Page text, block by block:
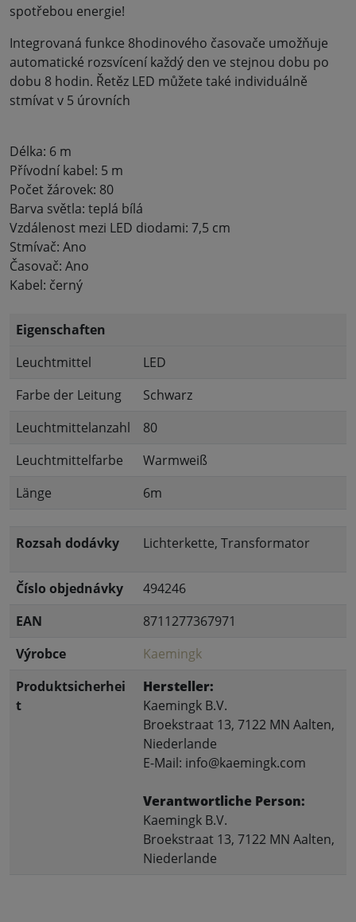
spotřebou energie!
Integrovaná funkce 8hodinového časovače umožňuje
automatické rozsvícení každý den ve stejnou dobu po
dobu 8 hodin. Řetěz LED můžete také individuálně
stmívat v 5 úrovních
Délka: 6 m
Přívodní kabel: 5 m
Počet žárovek: 80
Barva světla: teplá bílá
Vzdálenost mezi LED diodami: 7,5 cm
Stmívač: Ano
Časovač: Ano
Kabel: černý
Eigenschaften
Leuchtmittel
LED
Farbe der Leitung
Schwarz
Leuchtmittelanzahl
80
Leuchtmittelfarbe
Warmweiß
Länge
6m
Rozsah dodávky Lichterkette, Transformator
Číslo objednávky
494246
EAN
8711277367971
Výrobce
Kaemingk
Produktsicherhei
t
Hersteller:
Kaemingk B.V.
Broekstraat 13, 7122 MN Aalten,
Niederlande
E-Mail: info@kaemingk.com
Verantwortliche Person:
Kaemingk B.V.
Broekstraat 13, 7122 MN Aalten,
Niederlande